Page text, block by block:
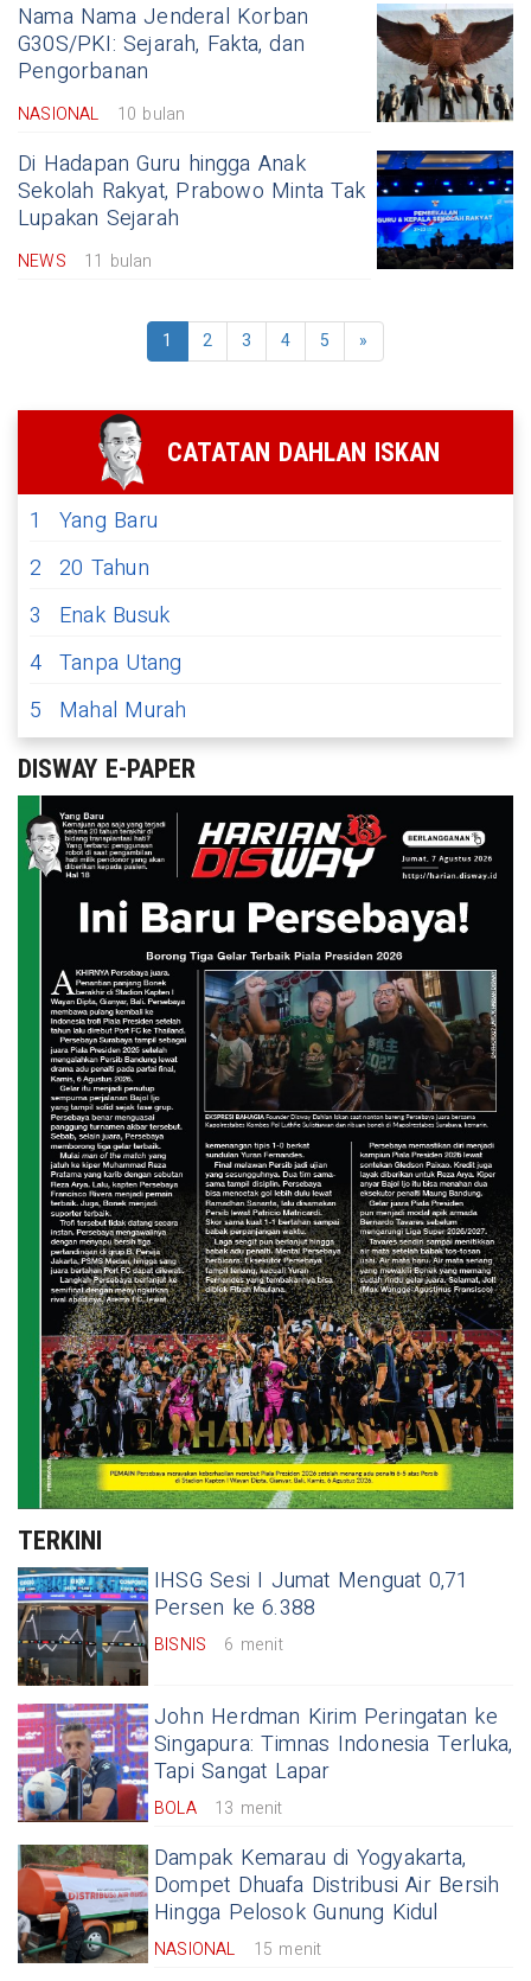
Nama Nama Jenderal Korban
G30S/PKI: Sejarah, Fakta, dan
Pengorbanan
NASIONAL 10 bulan
Di Hadapan Guru hingga Anak
Sekolah Rakyat, Prabowo Minta Tak
Lupakan Sejarah
NEWS 11 bulan
1 2 3 4 5 »
CATATAN DAHLAN ISKAN
1
Yang Baru
2 20 Tahun
3
Enak Busuk
4 Tanpa Utang
5
Mahal Murah
DISWAY E-PAPER
TERKINI
IHSG Sesi I Jumat Menguat 0,71
Persen ke 6.388
BISNIS 6 menit
John Herdman Kirim Peringatan ke
Singapura: Timnas Indonesia Terluka,
Tapi Sangat Lapar
BOLA 13 menit
Dampak Kemarau di Yogyakarta,
Dompet Dhuafa Distribusi Air Bersih
Hingga Pelosok Gunung Kidul
NASIONAL 15 menit